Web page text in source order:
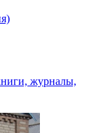
журналы,